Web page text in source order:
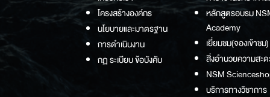
โครงสร้างองค์กร
นโยบายและมาตรฐาน
การดำเนินงาน
กฏ ระเบียบ ข้อบังคับ
หลักสูตรอบรม
Academy
เยี่ยมชม(จองเข้าชม)
สิ่งอำนวยความสะ
NSM
บริการทางวิชาการ